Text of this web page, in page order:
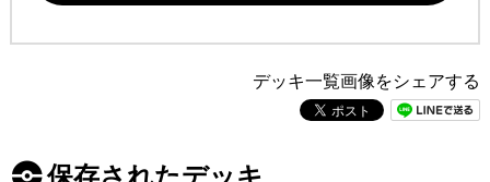
デッキ一覧画像をシェアする
保存されたデッキ